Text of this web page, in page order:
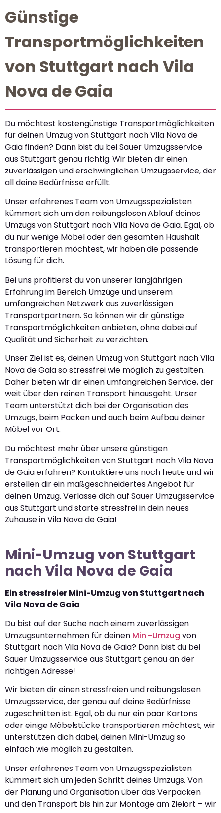
Günstige
Transportmöglichkeiten
von Stuttgart nach Vila
Nova de Gaia
Du möchtest kostengünstige Transportmöglichkeiten
für deinen Umzug von Stuttgart nach Vila Nova de
Gaia finden? Dann bist du bei Sauer Umzugsservice
aus Stuttgart genau richtig. Wir bieten dir einen
zuverlässigen und erschwinglichen Umzugsservice, der
all deine Bedürfnisse erfüllt.
Unser erfahrenes Team von Umzugsspezialisten
kümmert sich um den reibungslosen Ablauf deines
Umzugs von Stuttgart nach Vila Nova de Gaia. Egal, ob
du nur wenige Möbel oder den gesamten Haushalt
transportieren möchtest, wir haben die passende
Lösung für dich.
Bei uns profitierst du von unserer langjährigen
Erfahrung im Bereich Umzüge und unserem
umfangreichen Netzwerk aus zuverlässigen
Transportpartnern. So können wir dir günstige
Transportmöglichkeiten anbieten, ohne dabei auf
Qualität und Sicherheit zu verzichten.
Unser Ziel ist es, deinen Umzug von Stuttgart nach Vila
Nova de Gaia so stressfrei wie möglich zu gestalten.
Daher bieten wir dir einen umfangreichen Service, der
weit über den reinen Transport hinausgeht. Unser
Team unterstützt dich bei der Organisation des
Umzugs, beim Packen und auch beim Aufbau deiner
Möbel vor Ort.
Du möchtest mehr über unsere günstigen
Transportmöglichkeiten von Stuttgart nach Vila Nova
de Gaia erfahren? Kontaktiere uns noch heute und wir
erstellen dir ein maßgeschneidertes Angebot für
deinen Umzug. Verlasse dich auf Sauer Umzugsservice
aus Stuttgart und starte stressfrei in dein neues
Zuhause in Vila Nova de Gaia!
Mini-Umzug von Stuttgart
nach Vila Nova de Gaia
Ein stressfreier Mini-Umzug von Stuttgart nach
Vila Nova de Gaia
Du bist auf der Suche nach einem zuverlässigen
Umzugsunternehmen für deinen Mini-Umzug von
Stuttgart nach Vila Nova de Gaia? Dann bist du bei
Sauer Umzugsservice aus Stuttgart genau an der
richtigen Adresse!
Wir bieten dir einen stressfreien und reibungslosen
Umzugsservice, der genau auf deine Bedürfnisse
zugeschnitten ist. Egal, ob du nur ein paar Kartons
oder einige Möbelstücke transportieren möchtest, wir
unterstützen dich dabei, deinen Mini-Umzug so
einfach wie möglich zu gestalten.
Unser erfahrenes Team von Umzugsspezialisten
kümmert sich um jeden Schritt deines Umzugs. Von
der Planung und Organisation über das Verpacken
und den Transport bis hin zur Montage am Zielort – wir